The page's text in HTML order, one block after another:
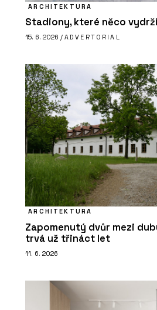
ARCHITEKTURA
Stadiony, které něco vydrží
15. 6. 2026 / ADVERTORIAL
ARCHITEKTURA
Zapomenutý dvůr mezi
trvá už třináct let
11. 6. 2026